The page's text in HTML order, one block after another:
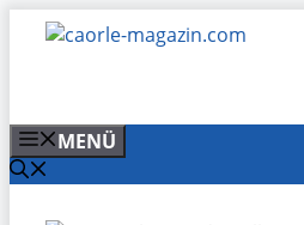
Zum
Inhalt
MENÜ